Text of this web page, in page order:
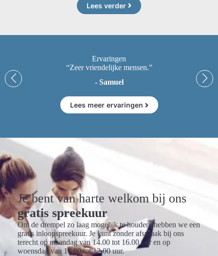
Lees verder
Ervaringen
“Zeer vriendelijke mensen.”
- Samuel
Lees meer ervaringen
Je bent van harte welkom bij ons
gratis spreekuur
Om de drempel zo laag mogelijk te houden, hebben we een
gratis inloopspreekuur. Je kunt zonder afspraak bij ons
terecht op maandag van 14.00 tot 16.00 uur en op
woensdag van 10.00 tot 12.00 uur.